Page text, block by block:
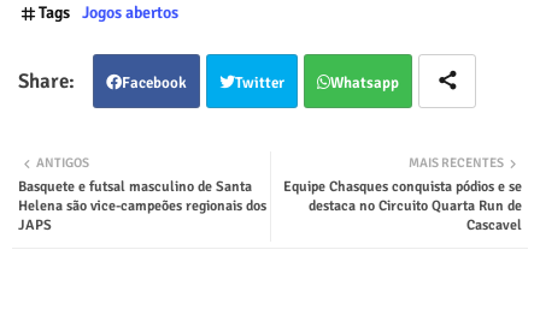
Tags Jogos abertos
Facebook Twitter Whatsapp
MAIS RECENTES
Equipe Chasques conquista pódios e se
destaca no Circuito Quarta Run de
Cascavel
ANTIGOS
Basquete e futsal masculino de Santa
Helena são vice-campeões regionais dos
JAPS